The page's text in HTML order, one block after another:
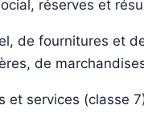
réserves et
de fournitures et
de
et services (classe